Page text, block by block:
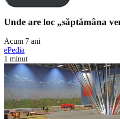
Unde are loc „săptămâna
Acum 7 ani
ePedia
1 minut